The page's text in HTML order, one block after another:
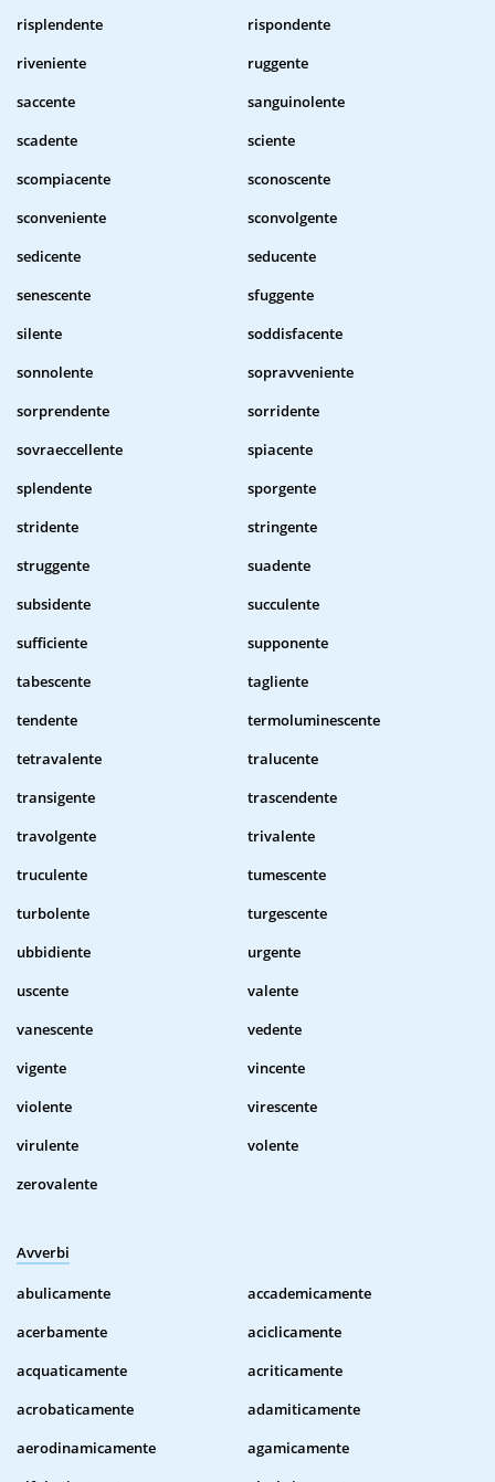
risplendente
rispondente
riveniente
ruggente
saccente
sanguinolente
scadente
sciente
scompiacente
sconoscente
sconveniente
sconvolgente
sedicente
seducente
senescente
sfuggente
silente
soddisfacente
sonnolente
sopravveniente
sorprendente
sorridente
sovraeccellente
spiacente
splendente
sporgente
stridente
stringente
struggente
suadente
subsidente
succulente
sufficiente
supponente
tabescente
tagliente
tendente
termoluminescente
tetravalente
tralucente
transigente
trascendente
travolgente
trivalente
truculente
tumescente
turbolente
turgescente
ubbidiente
urgente
uscente
valente
vanescente
vedente
vigente
vincente
violente
virescente
virulente
volente
zerovalente
Avverbi
abulicamente
accademicamente
acerbamente
aciclicamente
acquaticamente
acriticamente
acrobaticamente
adamiticamente
aerodinamicamente
agamicamente